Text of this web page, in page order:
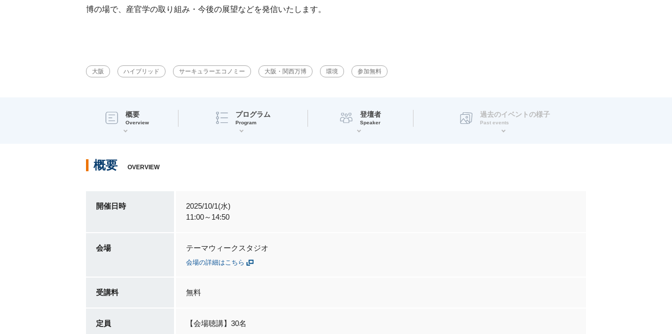
博の場で、産官学の取り組み・今後の展望などを発信いたします。
大阪 ハイブリッド サーキュラーエコノミー 大阪・関西万博 環境 参加無料
概要
Overview
プログラム
Program
登壇者
Speaker
過去のイベントの様子
Past events
概要 OVERVIEW
開催日時
2025/10/1(水)
11:00～14:50
会場 テーマウィークスタジオ
会場の詳細はこちら
受講料 無料
定員 【会場聴講】30名